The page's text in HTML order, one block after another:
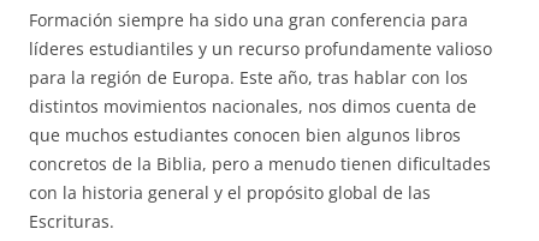
Formación siempre ha sido una gran conferencia para
líderes estudiantiles y un recurso profundamente valioso
para la región de Europa. Este año, tras hablar con los
distintos movimientos nacionales, nos dimos cuenta de
que muchos estudiantes conocen bien algunos libros
concretos de la Biblia, pero a menudo tienen dificultades
con la historia general y el propósito global de las
Escrituras.